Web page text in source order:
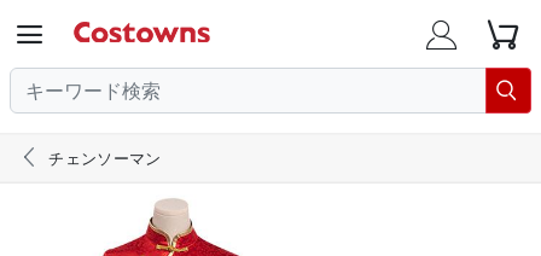
  

 チェンソーマン